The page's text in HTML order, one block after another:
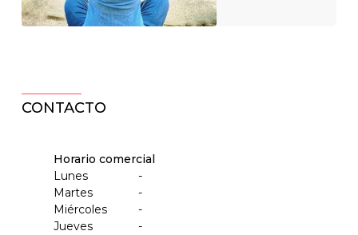
CONTACTO
Horario comercial
Lunes
-
Martes
-
Miércoles
-
Jueves
-